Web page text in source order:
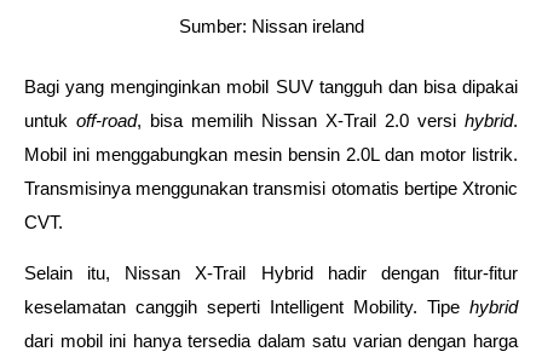
Sumber: Nissan ireland
Bagi yang menginginkan mobil SUV tangguh dan bisa dipakai
untuk off-road, bisa memilih Nissan X-Trail 2.0 versi hybrid.
Mobil ini menggabungkan mesin bensin 2.0L dan motor listrik.
Transmisinya menggunakan transmisi otomatis bertipe Xtronic
CVT.
Selain itu, Nissan X-Trail Hybrid hadir dengan fitur-fitur
keselamatan canggih seperti Intelligent Mobility. Tipe
hybrid
dari mobil ini hanya tersedia dalam satu varian dengan harga